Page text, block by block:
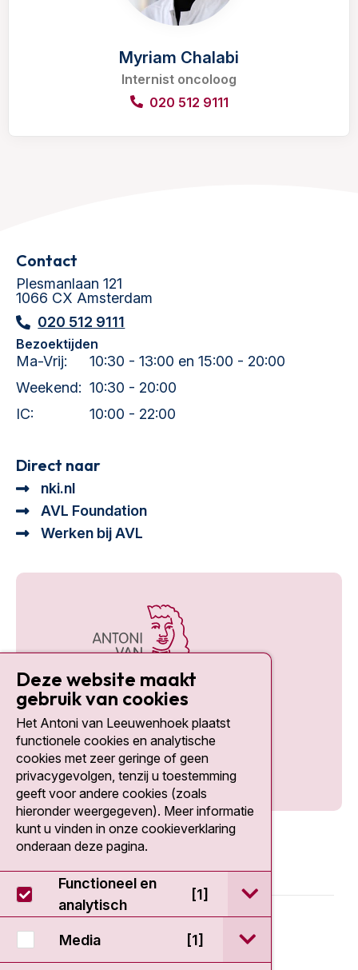
Myriam Chalabi
Internist oncoloog
020 512 9111
Contact
Plesmanlaan 121
1066 CX Amsterdam
020 512 9111
Bezoektijden
Ma-Vrij:
10:30 - 13:00 en 15:00 - 20:00
Weekend: 10:30 - 20:00
IC:
10:00 - 22:00
Direct naar
nki.nl
AVL Foundation
Werken bij AVL
Social media
© 2026 - Antoni van Leeuwenhoek
Deze website maakt
gebruik van cookies
Het Antoni van Leeuwenhoek plaatst
functionele cookies en analytische
cookies met zeer geringe of geen
privacygevolgen, tenzij u toestemming
geeft voor andere cookies (zoals
hieronder weergegeven). Meer informatie
kunt u vinden in onze cookieverklaring
onderaan deze pagina.
Functioneel en
analytisch
[1] open / sluit
Media [1] open / sluit